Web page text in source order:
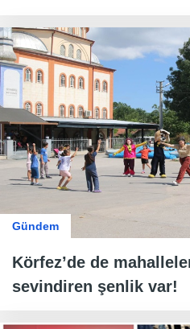
Gündem
Körfez’de de
sevindiren şenlik var!